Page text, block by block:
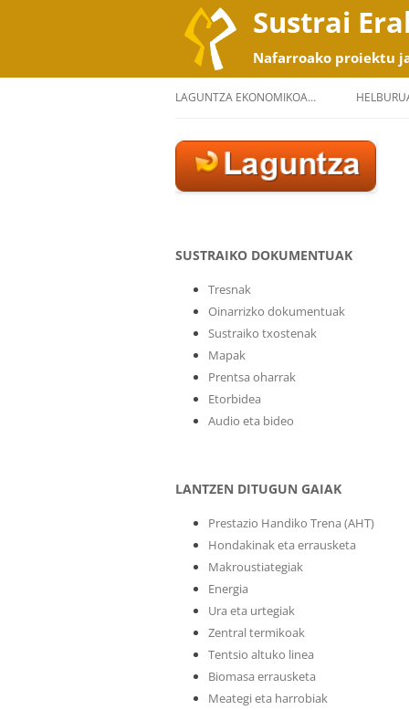
Sustrai
Nafarroako proiektu
LAGUNTZA EKONOMIKOA…
SUSTRAIKO DOKUMENTUAK
Tresnak
Oinarrizko dokumentuak
Sustraiko txostenak
Mapak
Prentsa oharrak
Etorbidea
Audio eta bideo
LANTZEN DITUGUN GAIAK
Prestazio Handiko Trena (AHT)
Hondakinak eta errausketa
Makroustiategiak
Energia
Ura eta urtegiak
Zentral termikoak
Tentsio altuko linea
Biomasa errausketa
Meategi eta harrobiak